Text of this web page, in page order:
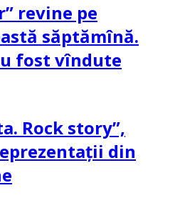
revine pe
săptămînă.
fost vîndute
Rock story”,
din